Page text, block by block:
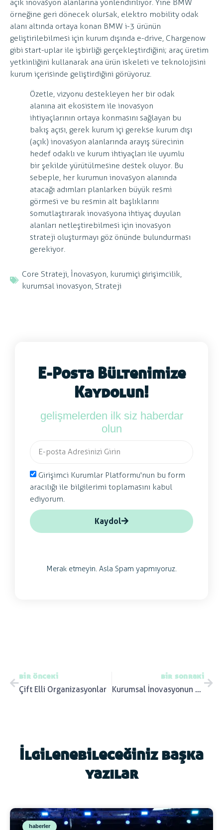
açık inovasyon alanlarına yönlendiriliyor. Yine BMW
örneğine geri dönecek olursak, elektro mobility odak
alanı altında ortaya konan BMW i-3 ürünün
geliştirilebilmesi için kurum dışında e-drive, Chargenow
gibi start-uplar ile işbirliği gerçekleştirdiğini; araç üretim
yetkinliğini kullanarak ana ürün iskeleti ve teknolojisini
kurum içerisinde geliştirdiğini görüyoruz.
Özetle, vizyonu destekleyen her bir odak
alanına ait ekosistem ile inovasyon
ihtiyaçlarının ortaya konmasını sağlayan bu
bakış açısı, gerek kurum içi gerekse kurum dışı
(açık) inovasyon alanlarında arayış sürecinin
hedef odaklı ve kurum ihtiyaçları ile uyumlu
bir şekilde yürütülmesine destek oluyor. Bu
sebeple, her kurumun inovasyon alanında
atacağı adımları planlarken büyük resmi
görmesi ve bu resmin alt başlıklarını
somutlaştırarak inovasyona ihtiyaç duyulan
alanları netleştirebilmesi için inovasyon
strateji oluşturmayı göz önünde bulundurması
gerekiyor.
Core Strateji İnovasyon kurumiçi girişimcilik
kurumsal inovasyon Strateji
E-Posta Bültenimize
Kaydolun!
gelişmelerden ilk siz haberdar
olun
Girişimci Kurumlar Platformu'nun bu form
aracılığı ile bilgilerimi toplamasını kabul
ediyorum.
Kaydol
Merak etmeyin. Asla Spam yapmıyoruz.
bir önceki
Çift Elli Organizasyonlar
bir sonraki
Kurumsal İnovasyonun Kilit Oyuncuları: Orta Düzey Yöneticiler
İlgilenebileceğiniz başka
yazılar
haberler